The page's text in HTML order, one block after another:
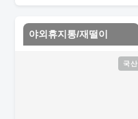
야외휴지통/재떨이
국산